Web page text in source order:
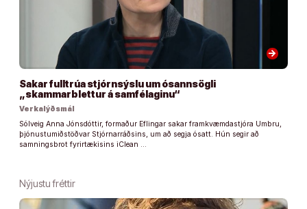
arrow_forward
Sakar fulltrúa stjórnsýslu um ósannsögli
„skammarblettur á samfélaginu“
Verkalýðsmál
Sólveig Anna Jónsdóttir, formaður Eflingar sakar framkvæmdastjóra Umbru,
þjónustumiðstöðvar Stjórnarráðsins, um að segja ósatt. Hún segir að
samningsbrot fyrirtækisins iClean …
Nýjustu fréttir